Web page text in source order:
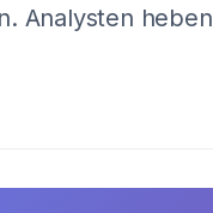
Analysten